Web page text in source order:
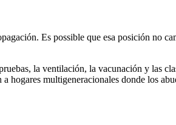
Es possible que esa posición no
la ventilación, la vacunación y las
hogares multigeneracionales donde los